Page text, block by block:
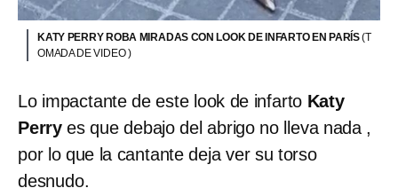
KATY PERRY ROBA MIRADAS CON LOOK DE INFARTO EN PARÍS(T
OMADA DE VIDEO )
Lo impactante de este look de infarto Katy
Perryes que debajo del abrigo no lleva nada ,
por lo que la cantante deja ver su torso
desnudo.